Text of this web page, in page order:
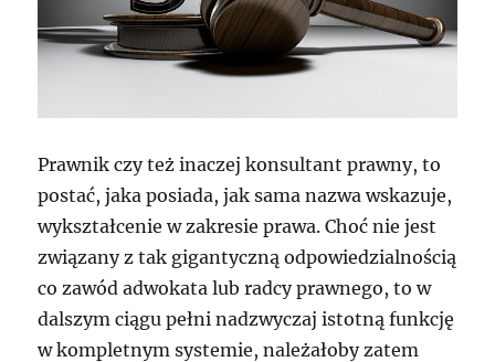
Prawnik czy też inaczej konsultant prawny, to
postać, jaka posiada, jak sama nazwa wskazuje,
wykształcenie w zakresie prawa. Choć nie jest
związany z tak gigantyczną odpowiedzialnością
co zawód adwokata lub radcy prawnego, to w
dalszym ciągu pełni nadzwyczaj istotną funkcję
w kompletnym systemie, należałoby zatem